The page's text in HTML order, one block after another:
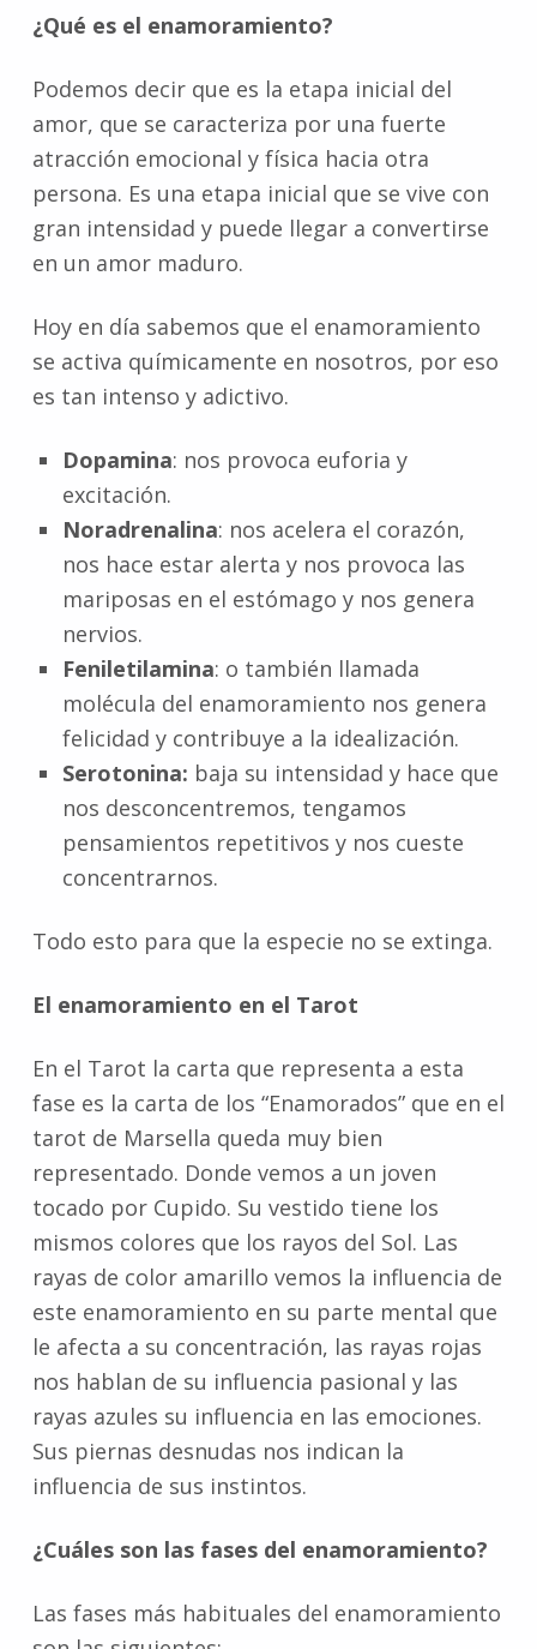
¿Qué es el enamoramiento?
Podemos decir que es la etapa inicial del
amor, que se caracteriza por una fuerte
atracción emocional y física hacia otra
persona. Es una etapa inicial que se vive con
gran intensidad y puede llegar a convertirse
en un amor maduro.
Hoy en día sabemos que el enamoramiento
se activa químicamente en nosotros, por eso
es tan intenso y adictivo.
Dopamina: nos provoca euforia y
excitación.
Noradrenalina: nos acelera el corazón,
nos hace estar alerta y nos provoca las
mariposas en el estómago y nos genera
nervios.
Feniletilamina: o también llamada
molécula del enamoramiento nos genera
felicidad y contribuye a la idealización.
Serotonina: baja su intensidad y hace que
nos desconcentremos, tengamos
pensamientos repetitivos y nos cueste
concentrarnos.
Todo esto para que la especie no se extinga.
El enamoramiento en el Tarot
En el Tarot la carta que representa a esta
fase es la carta de los “Enamorados” que en el
tarot de Marsella queda muy bien
representado. Donde vemos a un joven
tocado por Cupido. Su vestido tiene los
mismos colores que los rayos del Sol. Las
rayas de color amarillo vemos la influencia de
este enamoramiento en su parte mental que
le afecta a su concentración, las rayas rojas
nos hablan de su influencia pasional y las
rayas azules su influencia en las emociones.
Sus piernas desnudas nos indican la
influencia de sus instintos.
¿Cuáles son las fases del enamoramiento?
Las fases más habituales del enamoramiento